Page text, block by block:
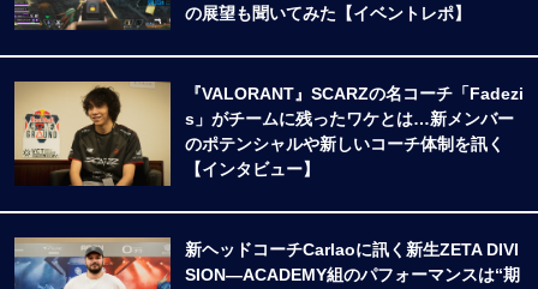
の展望も聞いてみた【イベントレポ】
『VALORANT』SCARZの名コーチ「Fadezi
s」がチームに残ったワケとは…新メンバー
のポテンシャルや新しいコーチ体制を訊く
【インタビュー】
新ヘッドコーチCarlaoに訊く新生ZETA DIVI
SION―ACADEMY組のパフォーマンスは“期